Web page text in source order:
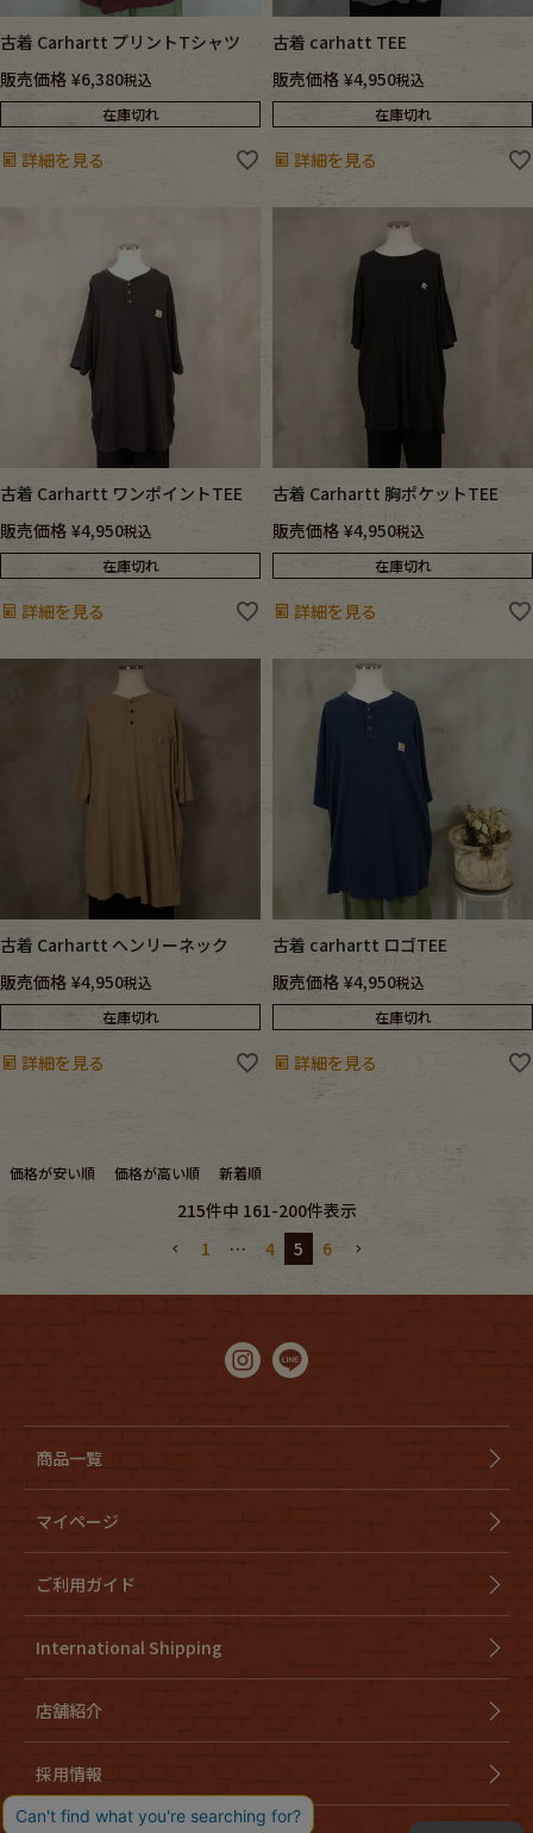
古着 Carhartt プリントTシャツ
販売価格 ¥6,380税込
在庫切れ
詳細を見る
古着 carhatt TEE
販売価格 ¥4,950税込
在庫切れ
詳細を見る
古着 Carhartt ワンポイントTEE
販売価格 ¥4,950税込
在庫切れ
詳細を見る
古着 Carhartt 胸ポケットTEE
販売価格 ¥4,950税込
在庫切れ
詳細を見る
古着 Carhartt ヘンリーネック
販売価格 ¥4,950税込
在庫切れ
詳細を見る
古着 carhartt ロゴTEE
販売価格 ¥4,950税込
在庫切れ
詳細を見る
価格が安い順 価格が高い順 新着順
215件中 161-200件表示
1
… 4 5 6
商品一覧
マイページ
ご利用ガイド
International Shipping
店舗紹介
採用情報